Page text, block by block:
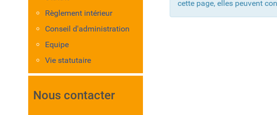
Règlement intérieur
Conseil d'administration
Equipe
Vie statutaire
Nous contacter
cette page, elles peuvent